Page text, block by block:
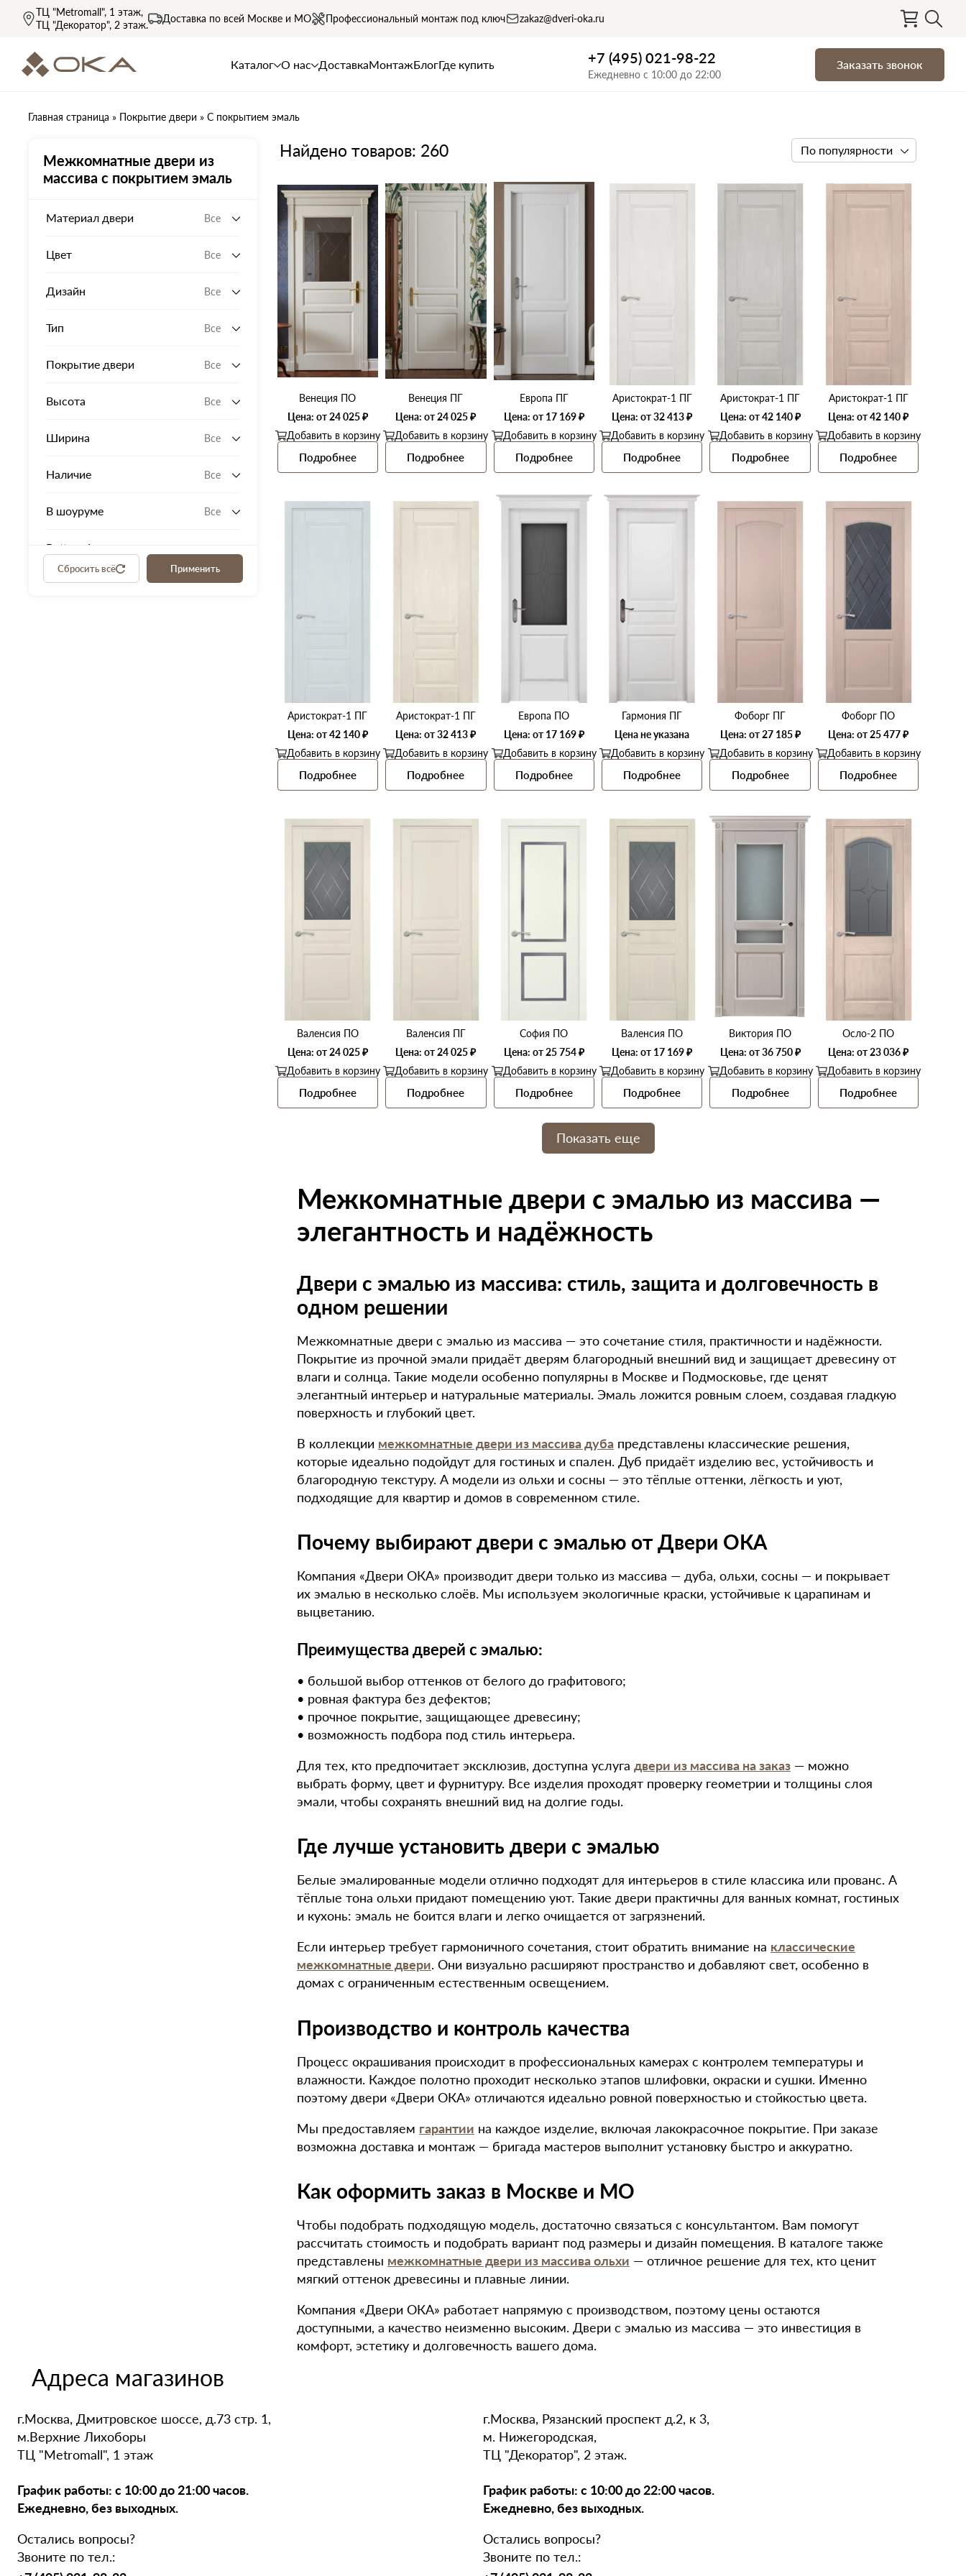
ТЦ "Metromall", 1 этаж,
ТЦ "Декоратор", 2 этаж.
Доставка по всей Москве и МО Профессиональный монтаж под ключ zakaz@dveri-oka.ru
Каталог О нас ДоставкаМонтажБлогГде купить +7 (495) 021-98-22
Ежедневно с 10:00 до 22:00
Заказать звонок
Главная страница » Покрытие двери » С покрытием эмаль
Межкомнатные двери из
массива с покрытием эмаль
Материал двери Все
Цвет Все
Дизайн Все
Тип Все
Покрытие двери Все
Высота Все
Ширина Все
Наличие Все
В шоуруме Все
Bottega Legno
Распродажа
Сбросить всё Применить
Найдено товаров: 260 По популярности
Венеция ПО
Цена: от 24 025 ₽
Добавить в корзину
Подробнее
Венеция ПГ
Цена: от 24 025 ₽
Добавить в корзину
Подробнее
Европа ПГ
Цена: от 17 169 ₽
Добавить в корзину
Подробнее
Аристократ-1 ПГ
Цена: от 32 413 ₽
Добавить в корзину
Подробнее
Аристократ-1 ПГ
Цена: от 42 140 ₽
Добавить в корзину
Подробнее
Аристократ-1 ПГ
Цена: от 42 140 ₽
Добавить в корзину
Подробнее
Аристократ-1 ПГ
Цена: от 42 140 ₽
Добавить в корзину
Подробнее
Аристократ-1 ПГ
Цена: от 32 413 ₽
Добавить в корзину
Подробнее
Европа ПО
Цена: от 17 169 ₽
Добавить в корзину
Подробнее
Гармония ПГ
Цена не указана
Добавить в корзину
Подробнее
Фоборг ПГ
Цена: от 27 185 ₽
Добавить в корзину
Подробнее
Фоборг ПО
Цена: от 25 477 ₽
Добавить в корзину
Подробнее
Валенсия ПО
Цена: от 24 025 ₽
Добавить в корзину
Подробнее
Валенсия ПГ
Цена: от 24 025 ₽
Добавить в корзину
Подробнее
София ПО
Цена: от 25 754 ₽
Добавить в корзину
Подробнее
Валенсия ПО
Цена: от 17 169 ₽
Добавить в корзину
Подробнее
Виктория ПО
Цена: от 36 750 ₽
Добавить в корзину
Подробнее
Осло-2 ПО
Цена: от 23 036 ₽
Добавить в корзину
Подробнее
Показать еще
Межкомнатные двери с эмалью из массива —
элегантность и надёжность
Двери с эмалью из массива: стиль, защита и долговечность в
одном решении
Межкомнатные двери с эмалью из массива — это сочетание стиля, практичности и надёжности.
Покрытие из прочной эмали придаёт дверям благородный внешний вид и защищает древесину от
влаги и солнца. Такие модели особенно популярны в Москве и Подмосковье, где ценят
элегантный интерьер и натуральные материалы. Эмаль ложится ровным слоем, создавая гладкую
поверхность и глубокий цвет.
В коллекции межкомнатные двери из массива дуба представлены классические решения,
которые идеально подойдут для гостиных и спален. Дуб придаёт изделию вес, устойчивость и
благородную текстуру. А модели из ольхи и сосны — это тёплые оттенки, лёгкость и уют,
подходящие для квартир и домов в современном стиле.
Почему выбирают двери с эмалью от Двери ОКА
Компания «Двери ОКА» производит двери только из массива — дуба, ольхи, сосны — и покрывает
их эмалью в несколько слоёв. Мы используем экологичные краски, устойчивые к царапинам и
выцветанию.
Преимущества дверей с эмалью:
• большой выбор оттенков от белого до графитового;
• ровная фактура без дефектов;
• прочное покрытие, защищающее древесину;
• возможность подбора под стиль интерьера.
Для тех, кто предпочитает эксклюзив, доступна услуга двери из массива на заказ — можно
выбрать форму, цвет и фурнитуру. Все изделия проходят проверку геометрии и толщины слоя
эмали, чтобы сохранять внешний вид на долгие годы.
Где лучше установить двери с эмалью
Белые эмалированные модели отлично подходят для интерьеров в стиле классика или прованс. А
тёплые тона ольхи придают помещению уют. Такие двери практичны для ванных комнат, гостиных
и кухонь: эмаль не боится влаги и легко очищается от загрязнений.
Если интерьер требует гармоничного сочетания, стоит обратить внимание на классические
межкомнатные двери. Они визуально расширяют пространство и добавляют свет, особенно в
домах с ограниченным естественным освещением.
Производство и контроль качества
Процесс окрашивания происходит в профессиональных камерах с контролем температуры и
влажности. Каждое полотно проходит несколько этапов шлифовки, окраски и сушки. Именно
поэтому двери «Двери ОКА» отличаются идеально ровной поверхностью и стойкостью цвета.
Мы предоставляем гарантии на каждое изделие, включая лакокрасочное покрытие. При заказе
возможна доставка и монтаж — бригада мастеров выполнит установку быстро и аккуратно.
Как оформить заказ в Москве и МО
Чтобы подобрать подходящую модель, достаточно связаться с консультантом. Вам помогут
рассчитать стоимость и подобрать вариант под размеры и дизайн помещения. В каталоге также
представлены межкомнатные двери из массива ольхи — отличное решение для тех, кто ценит
мягкий оттенок древесины и плавные линии.
Компания «Двери ОКА» работает напрямую с производством, поэтому цены остаются
доступными, а качество неизменно высоким. Двери с эмалью из массива — это инвестиция в
комфорт, эстетику и долговечность вашего дома.
Адреса магазинов
г.Москва, Дмитровское шоссе, д.73 стр. 1,
м.Верхние Лихоборы
ТЦ "Metromall", 1 этаж
График работы: с 10:00 до 21:00 часов.
Ежедневно, без выходных.
Остались вопросы?
Звоните по тел.:
г.Москва, Рязанский проспект д.2, к 3,
м. Нижегородская,
ТЦ "Декоратор", 2 этаж.
График работы: с 10:00 до 22:00 часов.
Ежедневно, без выходных.
Остались вопросы?
Звоните по тел.: